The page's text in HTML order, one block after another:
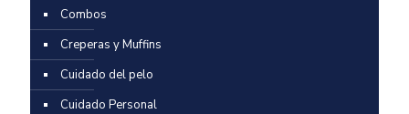
Combos
Creperas y Muffins
Cuidado del pelo
Cuidado Personal